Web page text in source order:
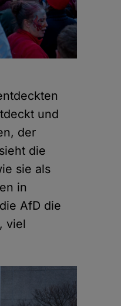
und
der
die
sie als
in
AfD die
viel